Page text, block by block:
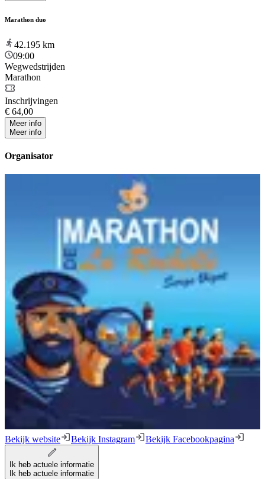
Marathon duo
42.195 km
09:00
Wegwedstrijden
Marathon
Inschrijvingen
€ 64,00
Meer info
Meer info
Organisator
Bekijk website Bekijk Instagram Bekijk Facebookpagina
Ik heb actuele informatie
Ik heb actuele informatie